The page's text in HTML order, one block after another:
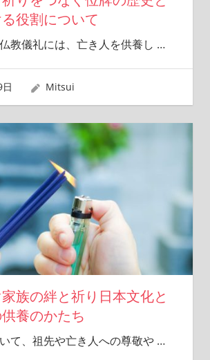
役割について
教儀礼には、亡き人を供養し …
Mitsui
族の絆と祈り日本文化と
養のかたち
て、祖先や亡き人への尊敬や …